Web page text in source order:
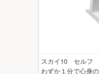
スカイ10 セルフ
わずか１分で心身